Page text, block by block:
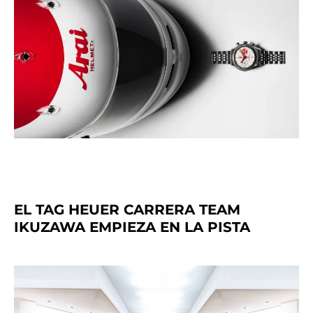
EL TAG HEUER CARRERA TEAM
IKUZAWA EMPIEZA EN LA PISTA